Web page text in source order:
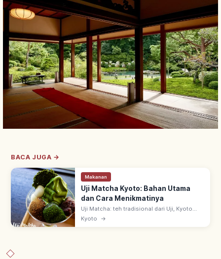
BACA JUGA →
Makanan
Uji Matcha Kyoto: Bahan Utama
dan Cara Menikmatinya
Uji Matcha: teh tradisional dari Uji, Kyoto
selatan—salah satu 3 teh utama Jepang.
Asal era Kamakura ~1191 via benih dari
Kyoto →